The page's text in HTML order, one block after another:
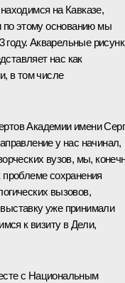
на Кавказе,
по этому основанию мы
Акварельные
нас как
в том числе
Академии имени
у нас начинал,
вузов, мы,
сохранения
вызовов,
уже принимали
к визиту в Дели,
с Национальным